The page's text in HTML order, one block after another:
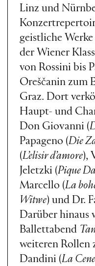
Linz und
geistliche
der Wiener
von Rossini bis
Oreščanin zum
Graz. Dort
Haupt- und
Don Giovanni (
Papageno (Die
(L’elisir d’amore),
Jeletzki (Pique
Marcello (La
Witwe) und Dr.
Darüber hinaus
Ballettabend
weiteren Rollen
Dandini (La